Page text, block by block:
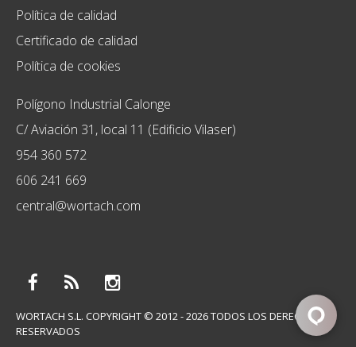
Política de calidad
Certificado de calidad
Política de cookies
Polígono Industrial Calonge
C/ Aviación 31, local 11 (Edificio Vilaser)
954 360 572
606 241 669
central@wortach.com
WORTACH S.L. COPYRIGHT © 2012 - 2026 TODOS LOS DERECHOS
RESERVADOS